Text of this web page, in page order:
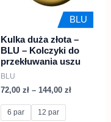
BLU
Kulka duża złota –
BLU – Kolczyki do
przekłuwania uszu
BLU
72,00 zł – 144,00 zł
6 par 12 par
wybrać
na
stronie
produktu